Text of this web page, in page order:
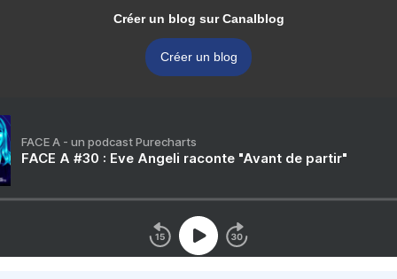
Créer un blog sur Canalblog
Créer un blog
FACE A - un podcast Purecharts
FACE A #30 : Eve Angeli raconte "Avant de partir"